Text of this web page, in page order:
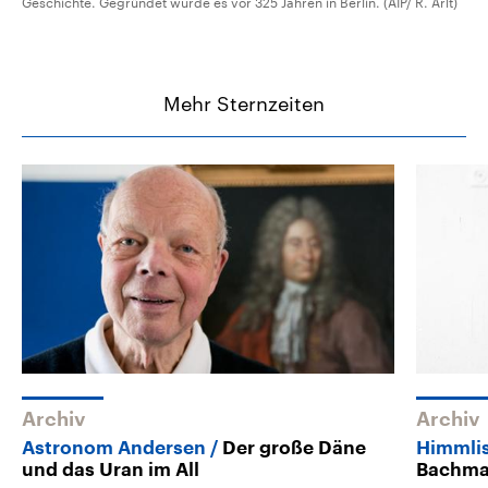
Mehr Sternzeiten
Archiv
Astronom Andersen
Der große Däne
und das Uran im All
Archiv